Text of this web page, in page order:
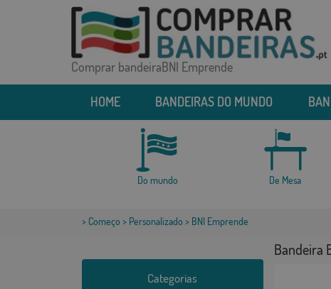
Comprar bandeiraBNI Emprende
HOME BANDEIRAS DO MUNDO
Do mundo De Mesa
> Começo > Personalizado > BNI Emprende
Categorias
Bandeira